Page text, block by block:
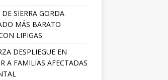
SIERRA GORDA
MÁS BARATO
LIPIGAS
DESPLIEGUE EN
A FAMILIAS AFECTADAS